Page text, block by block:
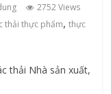
2752 Views
thải thực phẩm,thực
thải Nhà sản xuất,